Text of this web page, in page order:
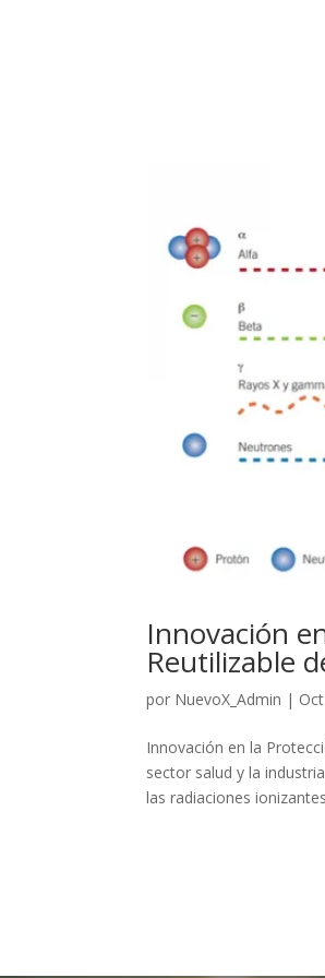
Innovación
Reutilizable
por NuevoX_Admin |
Innovación en la
sector salud y la
las radiaciones